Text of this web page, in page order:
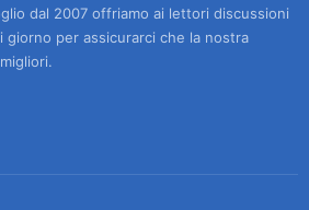
dal 2007 offriamo ai lettori discussioni
giorno per assicurarci che la nostra